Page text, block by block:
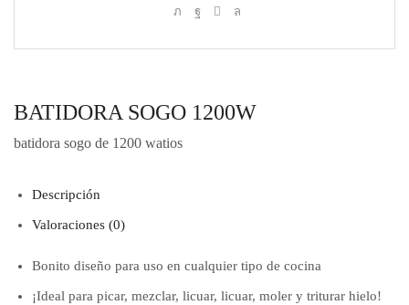
BATIDORA SOGO 1200W
batidora sogo de 1200 watios
Descripción
Valoraciones (0)
Bonito diseño para uso en cualquier tipo de cocina
¡Ideal para picar, mezclar, licuar, licuar, moler y triturar hielo!